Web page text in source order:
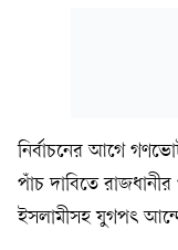
নির্বাচনের আগে
পাঁচ দাবিতে
ইসলামীসহ যুগপৎ